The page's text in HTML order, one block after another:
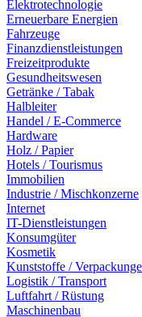
Elektrotechnologie
Erneuerbare Energien
Fahrzeuge
Finanzdienstleistungen
Freizeitprodukte
Gesundheitswesen
Getränke / Tabak
Halbleiter
Handel / E-Commerce
Hardware
Holz / Papier
Hotels / Tourismus
Immobilien
Industrie / Mischkonzerne
Internet
IT-Dienstleistungen
Konsumgüter
Kosmetik
Kunststoffe /
Logistik / Transport
Luftfahrt / Rüstung
Maschinenbau